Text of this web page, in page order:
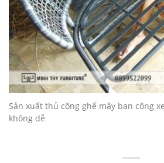
Sản xuất thủ công ghế mây ban công
không dễ